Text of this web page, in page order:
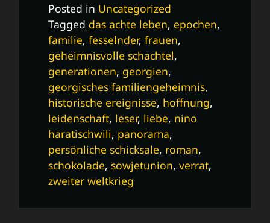
Posted in Uncategorized
Tagged das achte leben, epochen,
familie, fesselnder, frauen,
geheimnisvolle schachtel,
generationen, georgien,
georgisches familiengeheimnis,
historische ereignisse, hoffnung,
leidenschaft, leser, liebe, nino
haratischwili, panorama,
persönliche schicksale, roman,
schokolade, sowjetunion, verrat,
zweiter weltkrieg